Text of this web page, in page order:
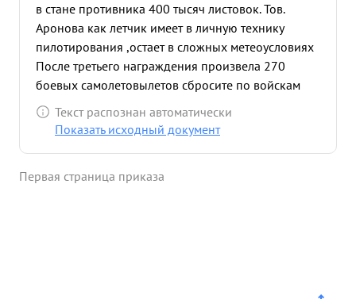
в стане противника 400 тысяч листовок. Тов.
Аронова как летчик имеет в личную технику
пилотирования ,остает в сложных метеоусловиях
После третьего награждения произвела 270
боевых самолетовылетов сбросите по войскам
против ника 3700 кг. бомбового груза. в
результате точных бомбозых ударов было
противника 3 путеметных точки и 10 автомашин с
Текст распознан автоматически
Показать исходный документ
Первая страница приказа